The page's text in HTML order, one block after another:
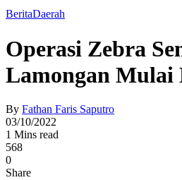
BeritaDaerah
Operasi Zebra
Lamongan Mulai
By Fathan Faris Saputro
03/10/2022
1 Mins read
568
0
Share